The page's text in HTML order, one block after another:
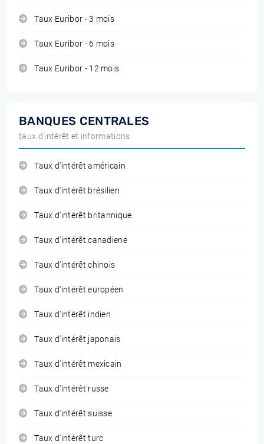
Taux Euribor - 3 mois
Taux Euribor - 6 mois
Taux Euribor - 12 mois
BANQUES CENTRALES
taux d'intérêt et informations
Taux d'intérêt américain
Taux d'intérêt brésilien
Taux d'intérêt britannique
Taux d'intérêt canadiene
Taux d'intérêt chinois
Taux d'intérêt européen
Taux d'intérêt indien
Taux d'intérêt japonais
Taux d'intérêt mexicain
Taux d'intérêt russe
Taux d'intérêt suisse
Taux d'intérêt turc